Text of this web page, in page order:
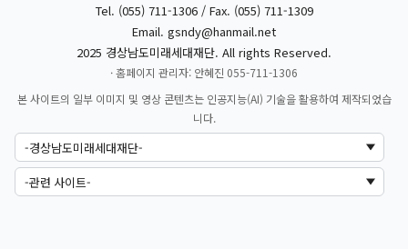
Tel. (055) 711-1306 / Fax. (055) 711-1309
Email. gsndy@hanmail.net
2025 경상남도미래세대재단. All rights Reserved.
· 홈페이지 관리자: 안혜진 055-711-1306
본 사이트의 일부 이미지 및 영상 콘텐츠는 인공지능(AI) 기술을 활용하여 제작되었습
니다.